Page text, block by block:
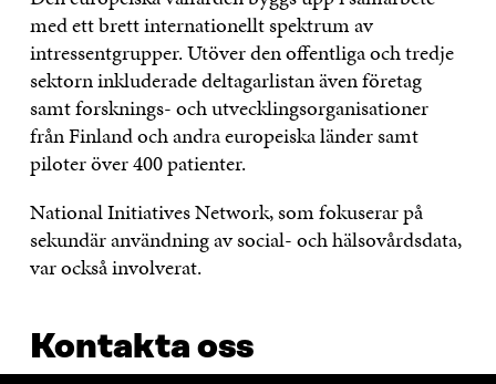
med ett brett internationellt spektrum av
intressentgrupper. Utöver den offentliga och tredje
sektorn inkluderade deltagarlistan även företag
samt forsknings- och utvecklingsorganisationer
från Finland och andra europeiska länder samt
piloter över 400 patienter.
National Initiatives Network, som fokuserar på
sekundär användning av social- och hälsovårdsdata,
var också involverat.
Kontakta oss